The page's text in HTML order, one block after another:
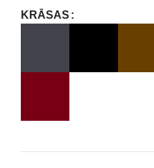
KRĀSAS